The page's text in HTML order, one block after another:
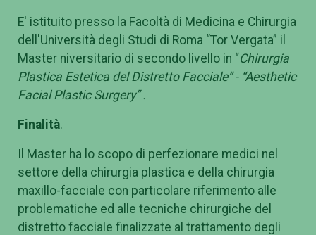
E' istituito presso la Facoltà di Medicina e Chirurgia
dell'Università degli Studi di Roma “Tor Vergata” il
Master niversitario di secondo livello in “Chirurgia
Plastica Estetica del Distretto Facciale” - “Aesthetic
Facial Plastic Surgery”.
Finalità.
Il Master ha lo scopo di perfezionare medici nel
settore della chirurgia plastica e della chirurgia
maxillo-facciale con particolare riferimento alle
problematiche ed alle tecniche chirurgiche del
distretto facciale finalizzate al trattamento degli